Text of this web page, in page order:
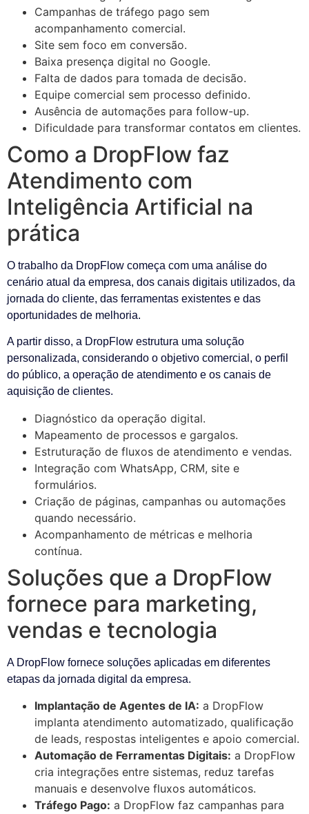
Campanhas de tráfego pago sem
acompanhamento comercial.
Site sem foco em conversão.
Baixa presença digital no Google.
Falta de dados para tomada de decisão.
Equipe comercial sem processo definido.
Ausência de automações para follow-up.
Dificuldade para transformar contatos em clientes.
Como a DropFlow faz
Atendimento com
Inteligência Artificial na
prática
O trabalho da DropFlow começa com uma análise do
cenário atual da empresa, dos canais digitais utilizados, da
jornada do cliente, das ferramentas existentes e das
oportunidades de melhoria.
A partir disso, a DropFlow estrutura uma solução
personalizada, considerando o objetivo comercial, o perfil
do público, a operação de atendimento e os canais de
aquisição de clientes.
Diagnóstico da operação digital.
Mapeamento de processos e gargalos.
Estruturação de fluxos de atendimento e vendas.
Integração com WhatsApp, CRM, site e
formulários.
Criação de páginas, campanhas ou automações
quando necessário.
Acompanhamento de métricas e melhoria
contínua.
Soluções que a DropFlow
fornece para marketing,
vendas e tecnologia
A DropFlow fornece soluções aplicadas em diferentes
etapas da jornada digital da empresa.
Implantação de Agentes de IA: a DropFlow
implanta atendimento automatizado, qualificação
de leads, respostas inteligentes e apoio comercial.
Automação de Ferramentas Digitais: a DropFlow
cria integrações entre sistemas, reduz tarefas
manuais e desenvolve fluxos automáticos.
Tráfego Pago: a DropFlow faz campanhas para